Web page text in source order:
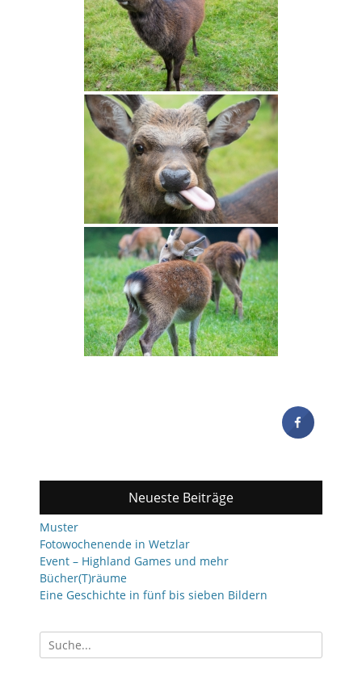
Neueste Beiträge
Muster
Fotowochenende in Wetzlar
Event – Highland Games und mehr
Bücher(T)räume
Eine Geschichte in fünf bis sieben Bildern
Suchen
nach: